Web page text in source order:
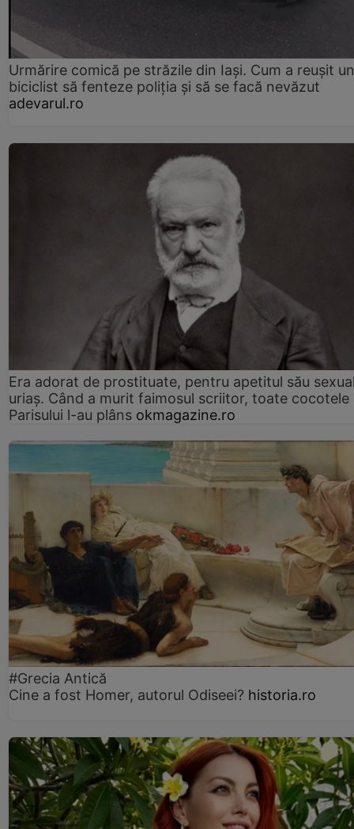
Urmărire comică pe străzile din Iași. Cum a reușit un
biciclist să fenteze poliția și să se facă nevăzut
adevarul.ro
Era adorat de prostituate, pentru apetitul său
uriaș. Când a murit faimosul scriitor, toate cocotele
Parisului l-au plâns okmagazine.ro
#Grecia Antică
Cine a fost Homer, autorul Odiseei? historia.ro